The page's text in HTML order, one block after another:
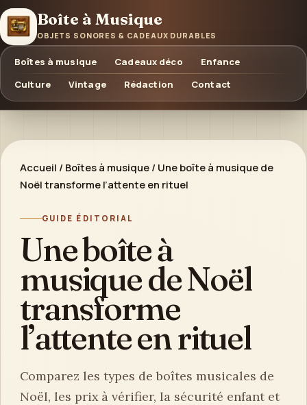
Boîte à Musique
OBJETS SONORES & CADEAUX DURABLES
Boîtes à musique Cadeaux déco
Enfance
Culture
Vintage Rédaction Contact
Accueil / Boîtes à musique / Une boîte à musique de
Noël transforme l’attente en rituel
GUIDE ÉDITORIAL
Une boîte à
musique de Noël
transforme
l’attente en rituel
Comparez les types de boîtes musicales de
Noël, les prix à vérifier, la sécurité enfant et